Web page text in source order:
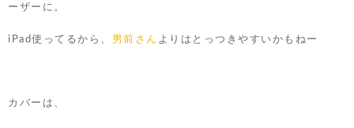
ーザーに。
iPad使ってるから、 男前さん よりはとっつきやすいかもねー
カバーは、